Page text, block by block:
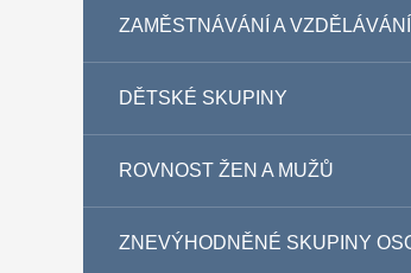
ZAMĚSTNÁVÁNÍ A VZDĚLÁVÁNÍ
DĚTSKÉ SKUPINY
ROVNOST ŽEN A MUŽŮ
ZNEVÝHODNĚNÉ SKUPINY